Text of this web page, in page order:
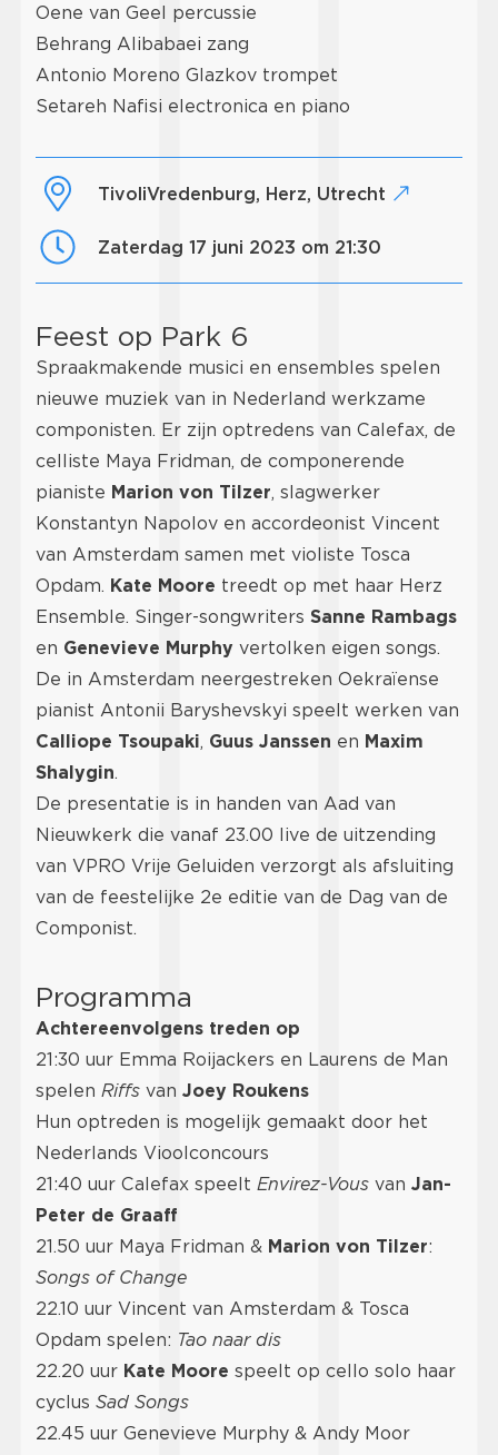
Oene van Geel percussie
Behrang Alibabaei zang
Antonio Moreno Glazkov trompet
Setareh Nafisi electronica en piano
TivoliVredenburg, Herz, Utrecht
zaterdag 17 juni 2023 om 21:30
Feest op Park 6
Spraakmakende musici en ensembles spelen
nieuwe muziek van in Nederland werkzame
componisten. Er zijn optredens van Calefax, de
celliste Maya Fridman, de componerende
pianiste Marion von Tilzer, slagwerker
Konstantyn Napolov en accordeonist Vincent
van Amsterdam samen met violiste Tosca
Opdam. Kate Moore treedt op met haar Herz
Ensemble. Singer-songwriters Sanne Rambags
en Genevieve Murphy vertolken eigen songs.
De in Amsterdam neergestreken Oekraïense
pianist Antonii Baryshevskyi speelt werken van
Calliope Tsoupaki, Guus Janssen en Maxim
Shalygin.
De presentatie is in handen van Aad van
Nieuwkerk die vanaf 23.00 live de uitzending
van VPRO Vrije Geluiden verzorgt als afsluiting
van de feestelijke 2e editie van de Dag van de
Componist.
Programma
Achtereenvolgens treden op
21:30 uur Emma Roijackers en Laurens de Man
spelen Riffs van Joey Roukens
Hun optreden is mogelijk gemaakt door het
Nederlands Vioolconcours
21:40 uur Calefax speelt Envirez-Vous van Jan-
Peter de Graaff
21.50 uur Maya Fridman & Marion von Tilzer:
Songs of Change
22.10 uur Vincent van Amsterdam & Tosca
Opdam spelen: Tao naar dis
22.20 uur Kate Moore speelt op cello solo haar
cyclus Sad Songs
22.45 uur Genevieve Murphy & Andy Moor